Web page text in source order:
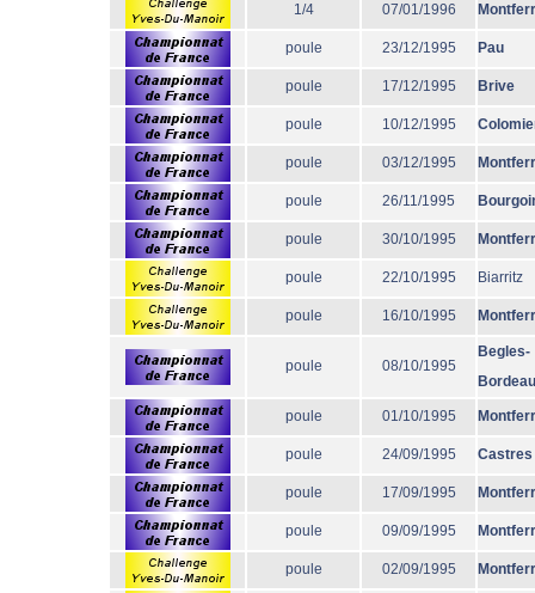
1/4 07/01/1996
poule 23/12/1995 Pau
poule 17/12/1995 Brive
poule 10/12/1995
poule 03/12/1995
poule 26/11/1995
poule 30/10/1995
poule 22/10/1995 Biarritz
poule 16/10/1995
poule 08/10/1995
Begles-
poule 01/10/1995
poule 24/09/1995 Castres
poule 17/09/1995
poule 09/09/1995
poule 02/09/1995